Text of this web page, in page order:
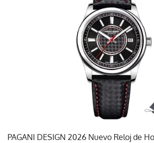
PAGANI DESIGN 2026 Nuevo Reloj de